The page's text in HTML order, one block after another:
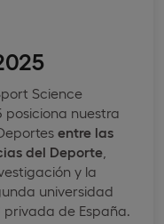
Science
posiciona nuestra
entre las
del Deporte
y la
universidad
de España.